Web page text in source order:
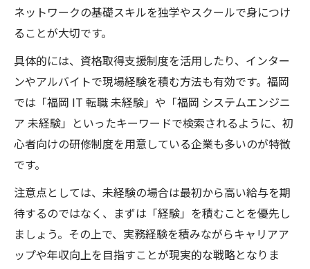
ネットワークの基礎スキルを独学やスクールで身につけ
ることが大切です。
具体的には、資格取得支援制度を活用したり、インター
ンやアルバイトで現場経験を積む方法も有効です。福岡
では「福岡 IT 転職 未経験」や「福岡 システムエンジニ
ア 未経験」といったキーワードで検索されるように、初
心者向けの研修制度を用意している企業も多いのが特徴
です。
注意点としては、未経験の場合は最初から高い給与を期
待するのではなく、まずは「経験」を積むことを優先し
ましょう。その上で、実務経験を積みながらキャリアア
ップや年収向上を目指すことが現実的な戦略となりま